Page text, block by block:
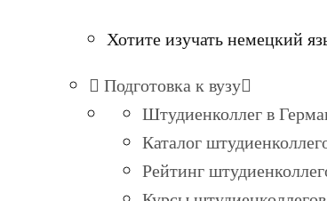
Хотите изучать немецкий
Подготовка к вузу
Штудиенколлег в
Каталог
Рейтинг